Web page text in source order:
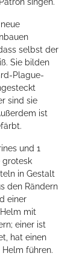
singen.
selbst der
Sie bilden
Plague-
sind sie
ist
und 1
grotesk
in Gestalt
den Rändern
einer
mit
einer ist
hat einen
führen.